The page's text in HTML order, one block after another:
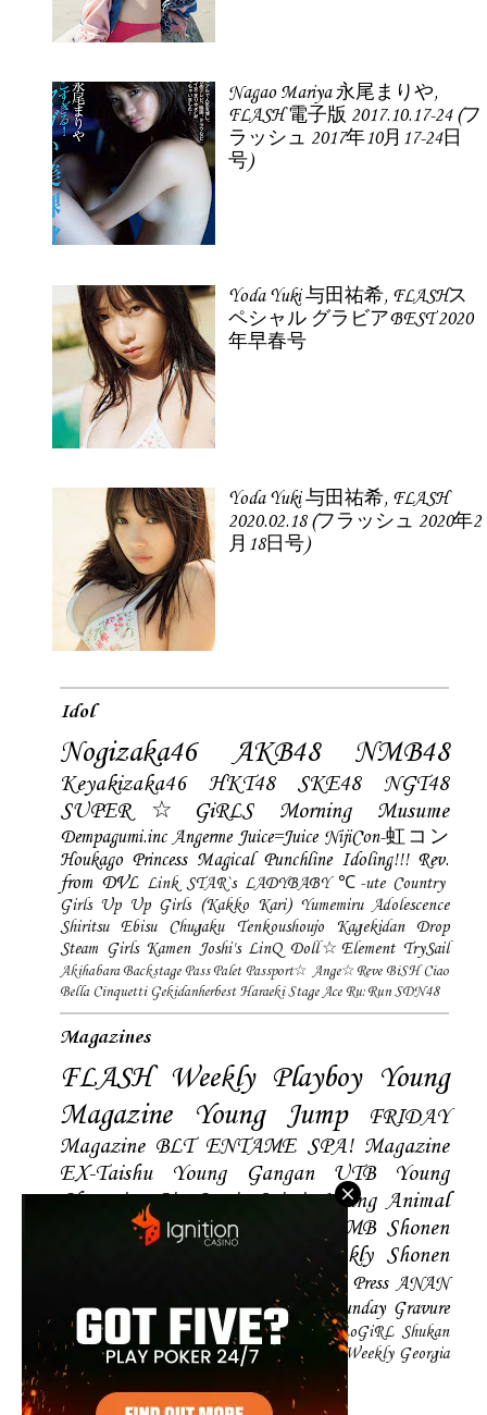
Nagao Mariya 永尾まりや,
FLASH 電子版 2017.10.17-24 (フ
ラッシュ 2017年10月17-24日
号)
Yoda Yuki 与田祐希, FLASHス
ペシャル グラビアBEST 2020
年早春号
Yoda Yuki 与田祐希, FLASH
2020.02.18 (フラッシュ 2020年2
月18日号)
Idol
Nogizaka46 AKB48 NMB48
Keyakizaka46 HKT48 SKE48
NGT48
SUPER☆GiRLS
Morning Musume
Dempagumi.inc Angerme Juice=Juice NijiCon-虹コン
Houkago Princess Magical Punchline Idoling!!! Rev.
from DVL Link STAR`s LADYBABY ℃-ute Country
Girls Up Up Girls (Kakko Kari) Yumemiru Adolescence
Shiritsu Ebisu Chugaku
Tenkoushoujo Kagekidan
Drop
Steam Girls Kamen Joshi's LinQ Doll☆Element TrySail
Akihabara Backstage Pass Palet Passport☆ Ange☆Reve BiSH Ciao
Bella Cinquetti Gekidanherbest Haraeki Stage Ace Ru:Run SDN48
Magazines
FLASH Weekly Playboy Young
Magazine
Young Jump
FRIDAY
Magazine BLT ENTAME SPA! Magazine
EX-Taishu
Young Gangan UTB
Young
Champion Big Comic Spirtis Young Animal
Shonen Magazine BUBKA BOMB Shonen
Weekly Shonen
Hustle Press ANAN
Magazine SMART Magazine Young Sunday Gravure
The Television
CD&DL My Girl Daily LoGiRL Shukan
Taishu
Girls! Magazine Soccer Game King Weekly Georgia
Sunday Magazine